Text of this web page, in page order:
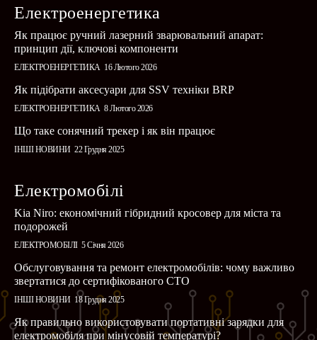
Електроенергетика
Як працює ручний лазерний зварювальний апарат:
принцип дії, ключові компоненти
ЕЛЕКТРОЕНЕРГЕТИКА 16 Лютого 2026
Як підібрати аксесуари для SSV техніки BRP
ЕЛЕКТРОЕНЕРГЕТИКА 8 Лютого 2026
Що таке сонячний трекер і як він працює
ІНШІ НОВИНИ 22 Грудня 2025
Електромобілі
Kia Niro: економічний гібридний кросовер для міста та
подорожей
ЕЛЕКТРОМОБІЛІ 5 Січня 2026
Обслуговування та ремонт електромобілів: чому важливо
звертатися до сертифікованого СТО
ІНШІ НОВИНИ 18 Грудня 2025
Як правильно використовувати портативні зарядки для
електромобіля при мінусовій температурі?